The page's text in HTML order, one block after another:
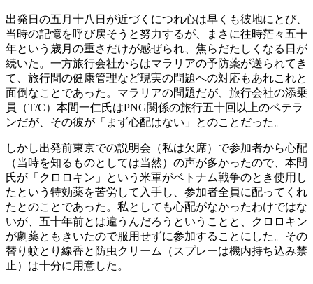
出発日の五月十八日が近づくにつれ心は早くも彼地にとび、
当時の記憶を呼び戻そうと努力するが、まさに往時茫々五十
年という歳月の重さだけが感ぜられ、焦らだたしくなる日が
続いた。一方旅行会社からはマラリアの予防薬が送られてき
て、旅行間の健康管理など現実の問題への対応もあれこれと
面倒なことであった。マラリアの問題だが、旅行会社の添乗
員（T/C）本間一仁氏はPNG関係の旅行五十回以上のベテラ
ンだが、その彼が「まず心配はない」とのことだった。
しかし出発前東京での説明会（私は欠席）で参加者から心配
（当時を知るものとしては当然）の声が多かったので、本間
氏が「クロロキン」という米軍がベトナム戦争のとき使用し
たという特効薬を苦労して入手し、参加者全員に配ってくれ
たとのことであった。私としても心配がなかったわけではな
いが、五十年前とは違うんだろうということと、クロロキン
が劇薬ともきいたので服用せずに参加することにした。その
替り蚊とり線香と防虫クリーム（スプレーは機内持ち込み禁
止）は十分に用意した。